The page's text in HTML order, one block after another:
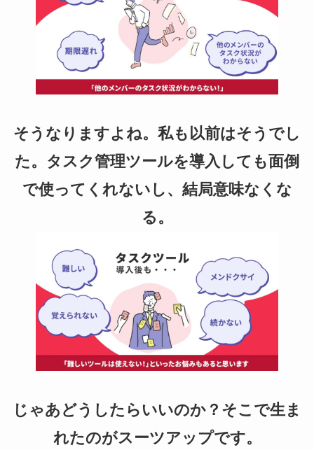
o
そうなりますよね。私も以前はそうでし
た。タスク管理ツールを導入しても面倒
で使ってくれないし、結局意味なくな
る。
じゃあどうしたらいいのか？そこで生ま
れたのがスーツアップです。